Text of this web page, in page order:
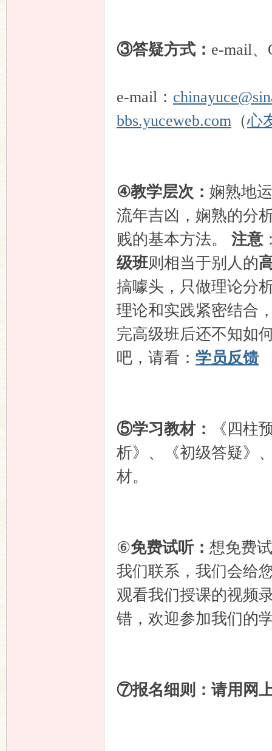
③答疑方式： e-mail
e-mail：
bbs.yuceweb.com （心
④教学层次： 娴熟地
流年吉凶，娴熟的分
贱的基本方法。 注意
级班则相当于别人的
搞噱头，只做理论分
理论和实践紧密结合
完高级班后还不知如
吧，请看： 学员反馈
⑤学习教材：
《四柱
析》、《初级答疑》
材。
⑥免费试听： 想免费
我们联系，我们会给
观看我们授课的视频
错，欢迎参加我们的
⑦报名细则：请用网